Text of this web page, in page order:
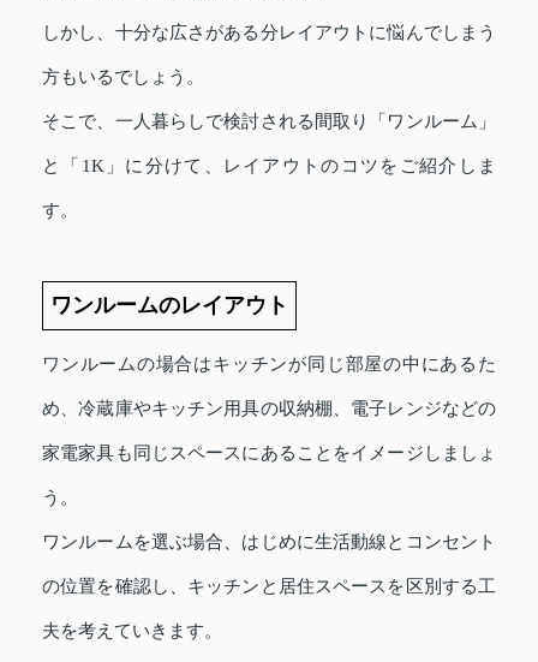
しかし、十分な広さがある分レイアウトに悩んでしまう
方もいるでしょう。
そこで、一人暮らしで検討される間取り「ワンルーム」
と「1K」に分けて、レイアウトのコツをご紹介しま
す。
ワンルームのレイアウト
ワンルームの場合はキッチンが同じ部屋の中にあるた
め、冷蔵庫やキッチン用具の収納棚、電子レンジなどの
家電家具も同じスペースにあることをイメージしましょ
う。
ワンルームを選ぶ場合、はじめに生活動線とコンセント
の位置を確認し、キッチンと居住スペースを区別する工
夫を考えていきます。